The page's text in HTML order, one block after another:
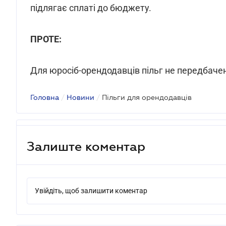
підлягає сплаті до бюджету.
ПРОТЕ:
Для юросіб-орендодавців пільг не
Головна / Новини / Пільги для орендодавців
Залиште коментар
Увійдіть, щоб залишити коментар